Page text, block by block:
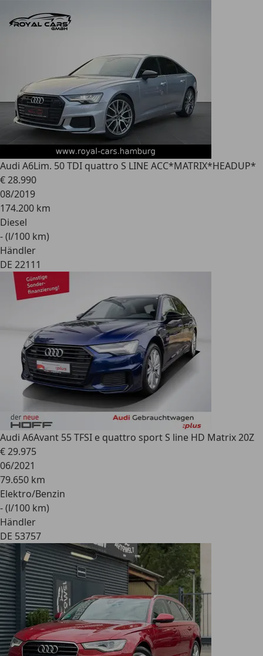
Audi A6Lim. 50 TDI quattro S LINE ACC*MATRIX*HEADUP*
€ 28.990
08/2019
174.200 km
Diesel
- (l/100 km)
Händler
DE 22111
Audi A6Avant 55 TFSI e quattro sport S line HD Matrix 20Z
€ 29.975
06/2021
79.650 km
Elektro/Benzin
- (l/100 km)
Händler
DE 53757